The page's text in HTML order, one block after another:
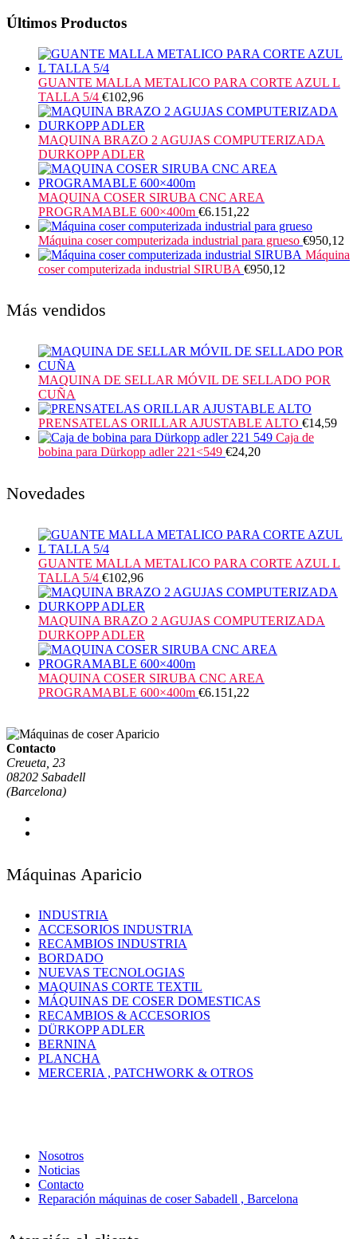
Últimos Productos
GUANTE MALLA METALICO PARA CORTE AZUL L
TALLA 5/4 €102,96
MAQUINA BRAZO 2 AGUJAS COMPUTERIZADA
DURKOPP ADLER
MAQUINA COSER SIRUBA CNC AREA
PROGRAMABLE 600×400m €6.151,22
Máquina coser computerizada industrial para grueso €950,12
Máquina
coser computerizada industrial SIRUBA €950,12
Más vendidos
MAQUINA DE SELLAR MÓVIL DE SELLADO POR
CUÑA
PRENSATELAS ORILLAR AJUSTABLE ALTO €14,59
Caja de
bobina para Dürkopp adler 221<549 €24,20
Novedades
GUANTE MALLA METALICO PARA CORTE AZUL L
TALLA 5/4 €102,96
MAQUINA BRAZO 2 AGUJAS COMPUTERIZADA
DURKOPP ADLER
MAQUINA COSER SIRUBA CNC AREA
PROGRAMABLE 600×400m €6.151,22
Contacto
Creueta, 23
08202 Sabadell
(Barcelona)
Máquinas Aparicio
INDUSTRIA
ACCESORIOS INDUSTRIA
RECAMBIOS INDUSTRIA
BORDADO
NUEVAS TECNOLOGIAS
MAQUINAS CORTE TEXTIL
MÁQUINAS DE COSER DOMESTICAS
RECAMBIOS & ACCESORIOS
DÜRKOPP ADLER
BERNINA
PLANCHA
MERCERIA , PATCHWORK & OTROS
Nosotros
Noticias
Contacto
Reparación máquinas de coser Sabadell , Barcelona